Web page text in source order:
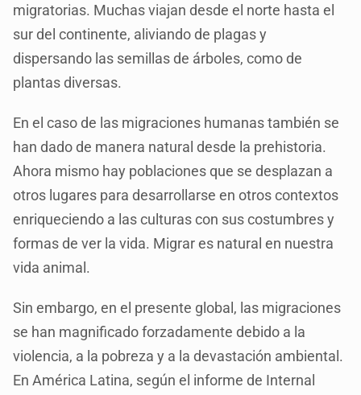
migratorias. Muchas viajan desde el norte hasta el
sur del continente, aliviando de plagas y
dispersando las semillas de árboles, como de
plantas diversas.
En el caso de las migraciones humanas también se
han dado de manera natural desde la prehistoria.
Ahora mismo hay poblaciones que se desplazan a
otros lugares para desarrollarse en otros contextos
enriqueciendo a las culturas con sus costumbres y
formas de ver la vida. Migrar es natural en nuestra
vida animal.
Sin embargo, en el presente global, las migraciones
se han magnificado forzadamente debido a la
violencia, a la pobreza y a la devastación ambiental.
En América Latina, según el informe de Internal